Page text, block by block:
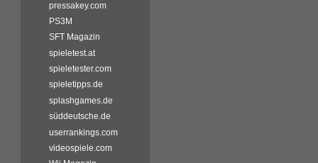
pressakey.com
PS3M
SFT Magazin
spieletest.at
spieletester.com
spieletipps.de
splashgames.de
süddeutsche.de
userrankings.com
videospiele.com